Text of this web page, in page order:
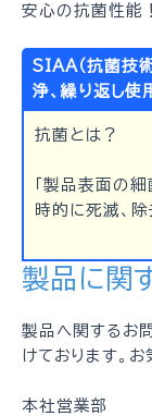
安心の抗菌性能！
SIAA（抗菌技
浄、繰り返し使
抗菌とは？
「製品表面の
時的に死滅、除
製品に関
製品へ関するお
けております。
本社営業部